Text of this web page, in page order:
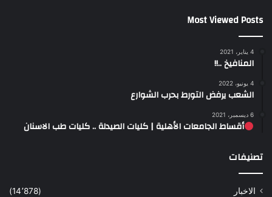
Most Viewed Posts
4 يناير، 2021
المنافيخ ..!!
4 يونيو، 2022
الشعب يرفض التورط بحرب الشوارع
6 ديسمبر، 2021
أقساط الجامعات الأهلية | كليات الصيدلة .. كليات طب الاسنان
تصنيفات
الاخبار
(14٬878)